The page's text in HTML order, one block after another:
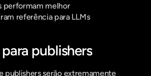
performam melhor
referência para LLMs
publishers
publishers serão extremamente